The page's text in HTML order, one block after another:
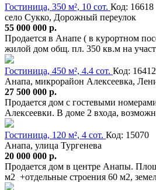
Гостиница, 350 м², 10 сот. Код: 16618
село Сукко, Дорожный переулок
55 000 000 р.
Продается в Анапе ( в курортном
жилой дом общ. пл. 350 кв.м на
Гостиница, 450 м², 4.4 сот. Код: 16412
Анапа, микрорайон Алексеевка,
27 500 000 р.
Продается дом с гостевыми
Алексеевки. В доме 2 входа,
Гостиница, 120 м², 4 сот. Код: 15070
Анапа, улица Тургенева
20 000 000 р.
Продается дом в центре Анапы.
м2 +отдельные строения 60 м2,